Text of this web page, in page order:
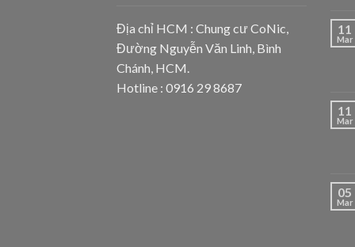
Địa chỉ HCM : Chung cư CoNic,
Đường Nguyễn Văn Linh, Bình
Chánh, HCM.
Hotline : 0916 29 8687
11
Mar
11
Mar
05
Mar